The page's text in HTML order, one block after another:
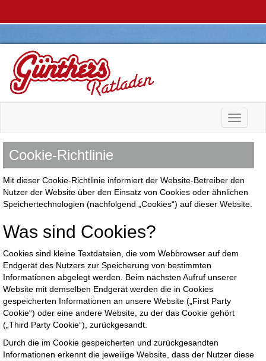
Toggle
Cookie-Richtlinie
Mit dieser Cookie-Richtlinie informiert der Website-Betreiber den
Nutzer der Website über den Einsatz von Cookies oder ähnlichen
Speichertechnologien (nachfolgend „Cookies“) auf dieser Website.
Was sind Cookies?
Cookies sind kleine Textdateien, die vom Webbrowser auf dem
Endgerät des Nutzers zur Speicherung von bestimmten
Informationen abgelegt werden. Beim nächsten Aufruf unserer
Website mit demselben Endgerät werden die in Cookies
gespeicherten Informationen an unsere Website („First Party
Cookie“) oder eine andere Website, zu der das Cookie gehört
(„Third Party Cookie“), zurückgesandt.
Durch die im Cookie gespeicherten und zurückgesandten
Informationen erkennt die jeweilige Website, dass der Nutzer diese